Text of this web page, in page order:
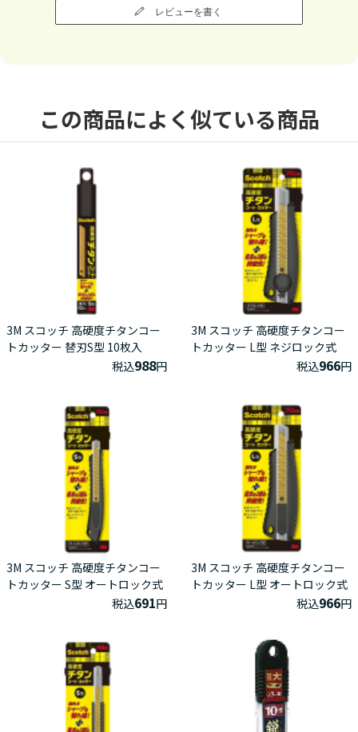
レビューを書く
この商品によく似ている商品
3M スコッチ 高硬度チタンコー
トカッター 替刃S型 10枚入
税込988円
3M スコッチ 高硬度チタンコー
トカッター L型 ネジロック式
税込966円
3M スコッチ 高硬度チタンコー
トカッター S型 オートロック式
税込691円
3M スコッチ 高硬度チタンコー
トカッター L型 オートロック式
税込966円